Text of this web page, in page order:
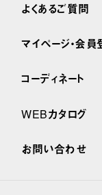
よくあるご質問
マイページ・会
コーディネート
WEBカタログ
お問い合わせ